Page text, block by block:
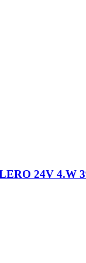
24V 4.W